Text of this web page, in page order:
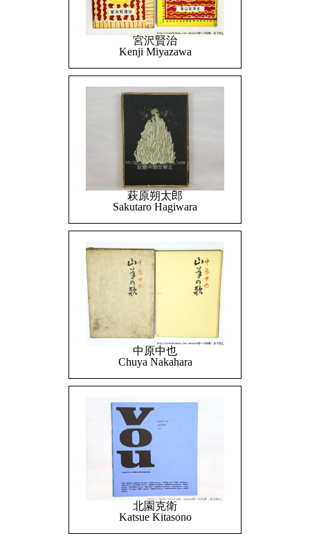
宮沢賢治
Kenji Miyazawa
萩原朔太郎
Sakutaro Hagiwara
中原中也
Chuya Nakahara
北園克衛
Katsue Kitasono